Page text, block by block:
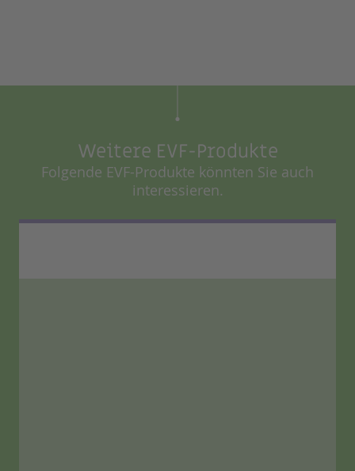
Weitere EVF-Produkte
Folgende EVF-Produkte könnten Sie auch
interessieren.